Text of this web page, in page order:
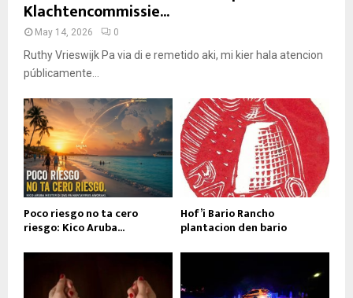
Klachtencommissie...
May 14, 2026 0
Ruthy Vrieswijk Pa via di e remetido aki, mi kier hala atencion
públicamente...
Poco riesgo no ta cero
riesgo: Kico Aruba...
Hof’i Bario Rancho
plantacion den bario